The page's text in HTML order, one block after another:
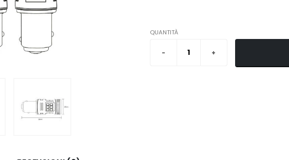
QUANTITÀ